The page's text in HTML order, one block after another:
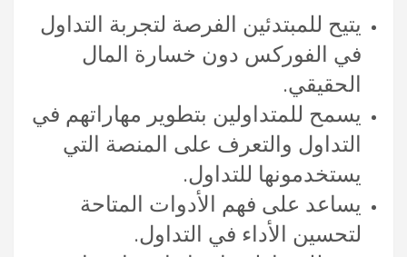
يتيح للمبتدئين الفرصة لتجربة التداول
في الفوركس دون خسارة المال
الحقيقي.
يسمح للمتداولين بتطوير مهاراتهم في
التداول والتعرف على المنصة التي
يستخدمونها للتداول.
يساعد على فهم الأدوات المتاحة
لتحسين الأداء في التداول.